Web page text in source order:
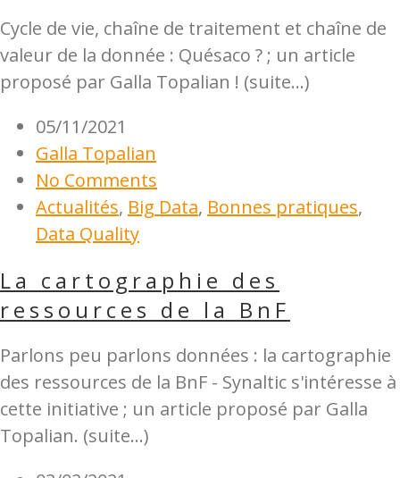
Cycle de vie, chaîne de traitement et chaîne de
valeur de la donnée : Quésaco ? ; un article
proposé par Galla Topalian ! (suite…)
05/11/2021
Galla Topalian
No Comments
Actualités, Big Data, Bonnes pratiques,
Data Quality
La cartographie des
ressources de la BnF
Parlons peu parlons données : la cartographie
des ressources de la BnF - Synaltic s'intéresse à
cette initiative ; un article proposé par Galla
Topalian. (suite…)